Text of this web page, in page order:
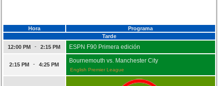
Hora
Programa
Tarde
12:00 PM
- 2:15 PM ESPN F90 Primera edición
2:15 PM - 4:25 PM
Bournemouth vs. Manchester City
English Premier League